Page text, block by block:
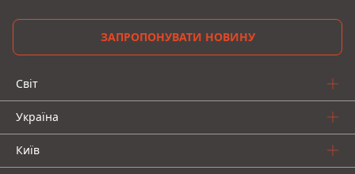
ЗАПРОПОНУВАТИ НОВИНУ
Світ
Україна
Київ